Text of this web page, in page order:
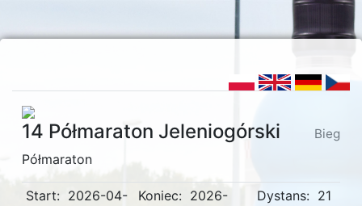
14 Półmaraton Jeleniogórski Bieg
Półmaraton
Start: 2026-04-
Koniec: 2026-
Dystans: 21